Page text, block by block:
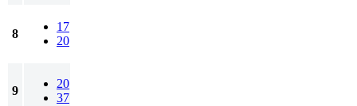
8
17
20
9
20
37